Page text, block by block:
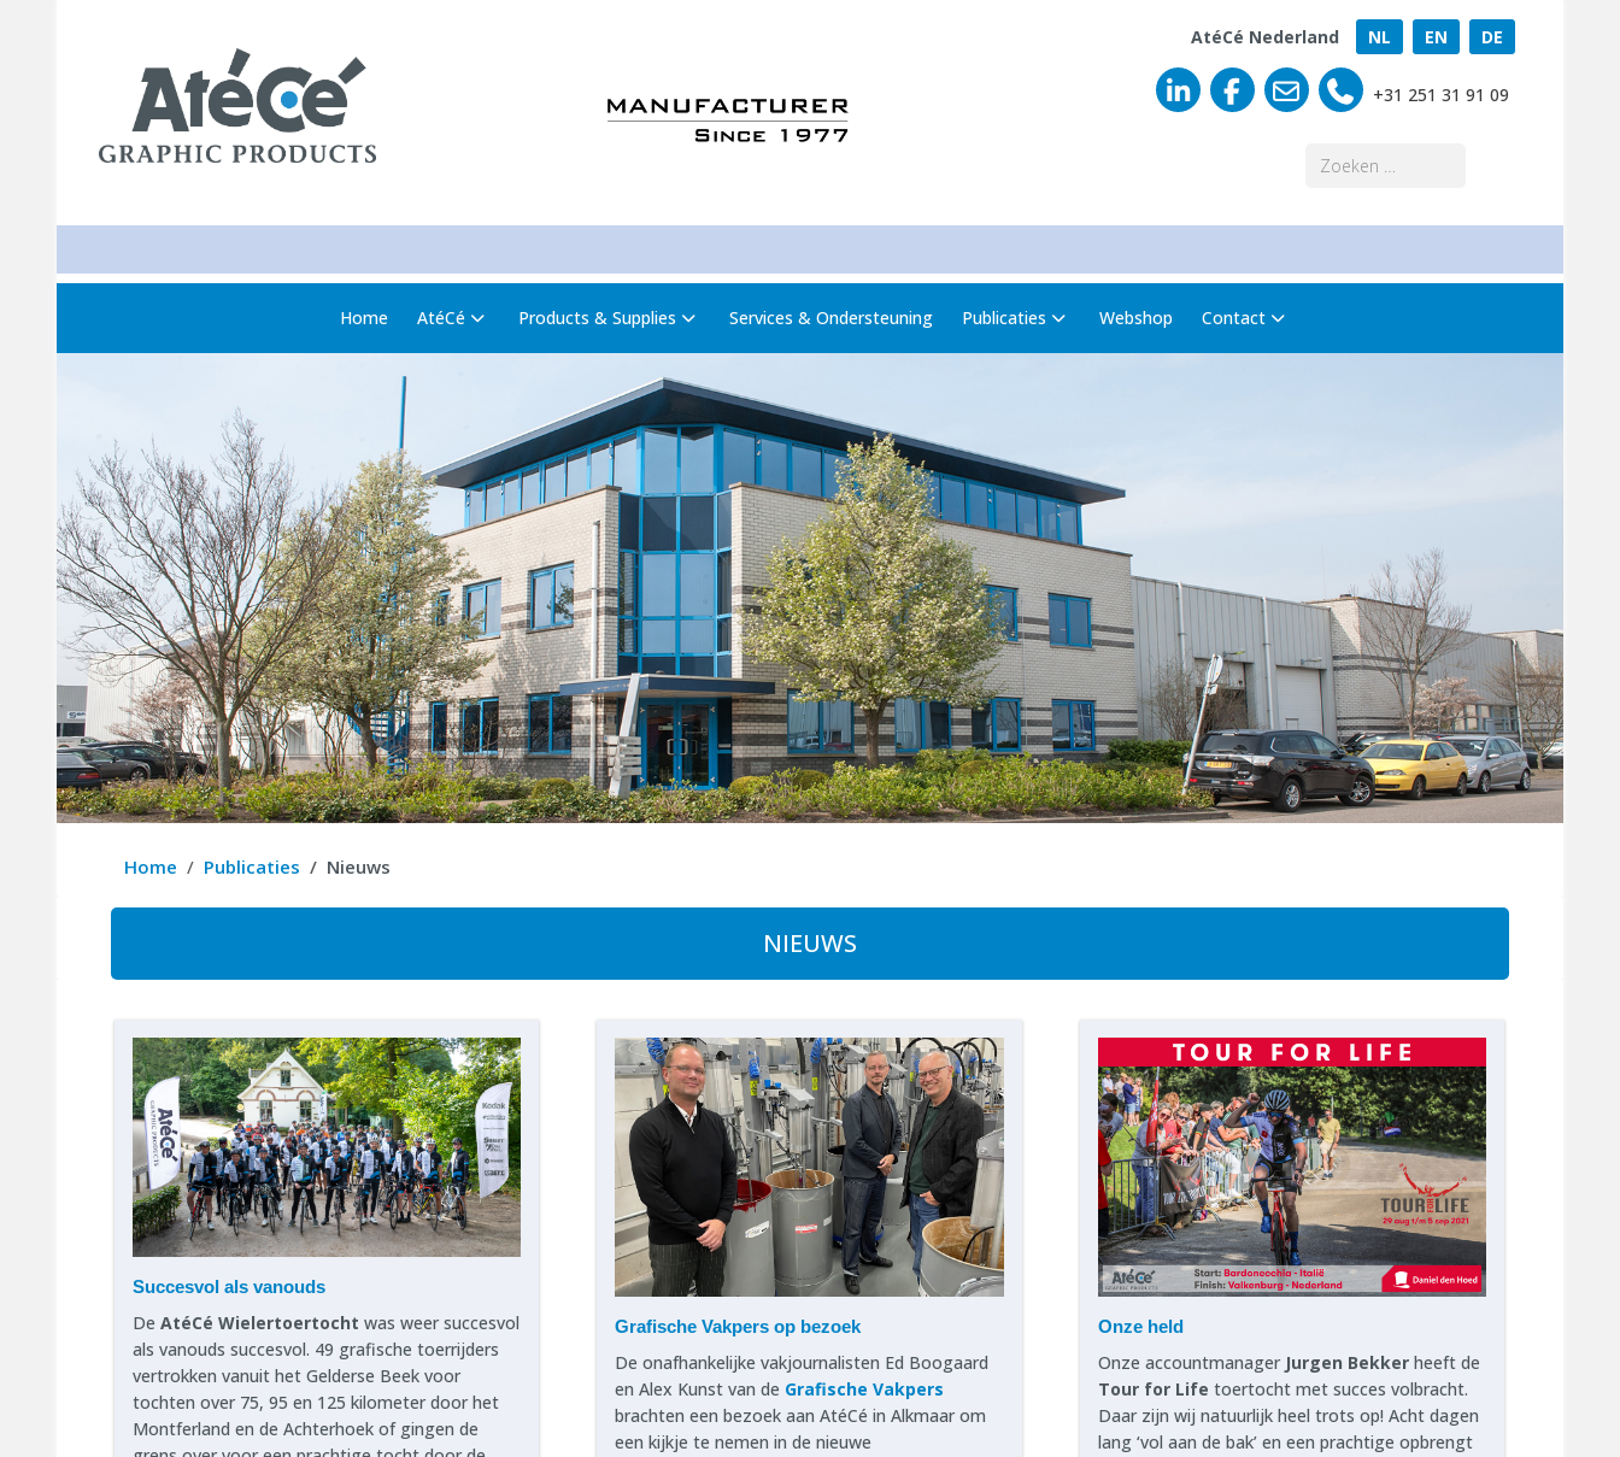
AtéCé Nederland NL EN DE
+31 251 31 91 09
Home AtéCé Products & Supplies Services & Ondersteuning Publicaties Webshop Contact
Home Publicaties Nieuws
NIEUWS
Succesvol als vanouds
De AtéCé Wielertoertocht was weer succesvol
als vanouds succesvol. 49 grafische toerrijders
vertrokken vanuit het Gelderse Beek voor
tochten over 75, 95 en 125 kilometer door het
Montferland en de Achterhoek of gingen de
Grafische Vakpers op bezoek
De onafhankelijke vakjournalisten Ed Boogaard
en Alex Kunst van de Grafische Vakpers
brachten een bezoek aan AtéCé in Alkmaar om
een kijkje te nemen in de nieuwe
Onze held
Onze accountmanager Jurgen Bekkerheeft de
Tour for Life toertocht met succes volbracht.
Daar zijn wij natuurlijk heel trots op! Acht dagen
lang ‘vol aan de bak’ en een prachtige opbrengt